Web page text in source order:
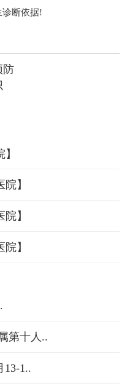
诊断依据!
防
】
】
】
第十人..
13-1..